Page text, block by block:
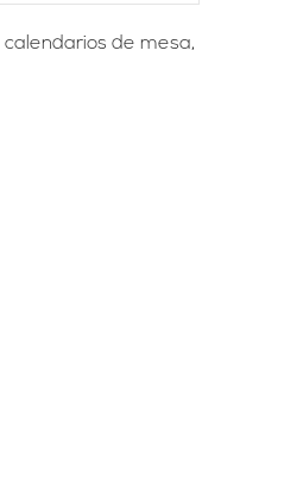
calendarios de mesa,